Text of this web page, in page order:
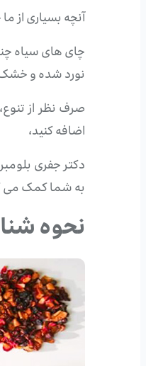
آنچه بسیاری از
چای های سیاه
نورد شده و
صرف نظر از
اضافه کنید،
دکتر جفری
به شما کمک می
نحوه